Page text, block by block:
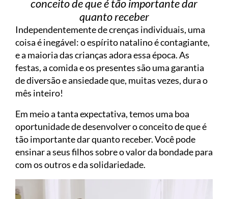
conceito de que é tão importante dar
quanto receber
Independentemente de crenças individuais, uma
coisa é inegável: o espírito natalino é contagiante,
e a maioria das crianças adora essa época. As
festas, a comida e os presentes são uma garantia
de diversão e ansiedade que, muitas vezes, dura o
mês inteiro!
Em meio a tanta expectativa, temos uma boa
oportunidade de desenvolver o conceito de que é
tão importante dar quanto receber. Você pode
ensinar a seus filhos sobre o valor da bondade para
com os outros e da solidariedade.